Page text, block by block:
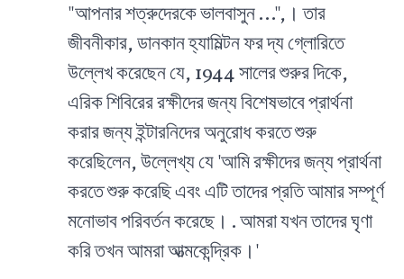
"আপনার শত্রুদেরকে ভালবাসুন ...",। তার
জীবনীকার, ডানকান হ্যামিল্টন ফর দ্য গ্লোরিতে
উল্লেখ করেছেন যে, 1944 সালের শুরুর দিকে,
এরিক শিবিরের রক্ষীদের জন্য বিশেষভাবে প্রার্থনা
করার জন্য ইন্টারনিদের অনুরোধ করতে শুরু
করেছিলেন, উল্লেখ্য যে 'আমি রক্ষীদের জন্য প্রার্থনা
করতে শুরু করেছি এবং এটি তাদের প্রতি আমার সম্পূর্ণ
মনোভাব পরিবর্তন করেছে। . আমরা যখন তাদের ঘৃণা
করি তখন আমরা আত্মকেন্দ্রিক।'